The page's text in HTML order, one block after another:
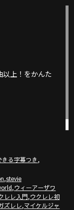
以上！をかんた
きる字幕つき,
,stevie
,ウィーアーザワ
レレ入門,ウクレレ初
ズレレ,マイケルジャ